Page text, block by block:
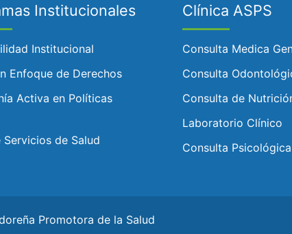
Institucionales
Institucional
Enfoque de Derechos
Activa en Políticas
Servicios de Salud
Clínica ASPS
Consulta Medica
Consulta
Consulta de
Laboratorio Clínico
Consulta Psicológica
Promotora de la Salud